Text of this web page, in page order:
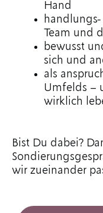
Hand
Team und
bewusst
sich und
als
Umfelds –
wirklich
Bist Du dabei?
wir zueinander